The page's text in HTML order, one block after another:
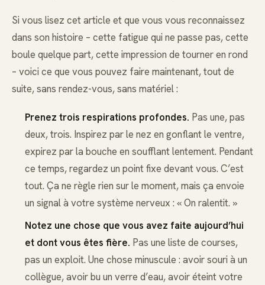
Si vous lisez cet article et que vous vous reconnaissez
dans son histoire – cette fatigue qui ne passe pas, cette
boule quelque part, cette impression de tourner en rond
– voici ce que vous pouvez faire maintenant, tout de
suite, sans rendez-vous, sans matériel :
Prenez trois respirations profondes. Pas une, pas
deux, trois. Inspirez par le nez en gonflant le ventre,
expirez par la bouche en soufflant lentement. Pendant
ce temps, regardez un point fixe devant vous. C’est
tout. Ça ne règle rien sur le moment, mais ça envoie
un signal à votre système nerveux : « On ralentit. »
Notez une chose que vous avez faite aujourd’hui
et dont vous êtes fière. Pas une liste de courses,
pas un exploit. Une chose minuscule : avoir souri à un
collègue, avoir bu un verre d’eau, avoir éteint votre